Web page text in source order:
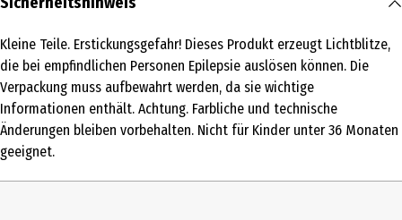
Produkttyp
Sonstige Modelle
Altersempfehlung ab
4 Jahre
Kleine Teile. Erstickungsgefahr! Dieses Produkt erzeugt Lichtblitze,
die bei empfindlichen Personen Epilepsie auslösen können. Die
Verpackung muss aufbewahrt werden, da sie wichtige
Informationen enthält. Achtung. Farbliche und technische
Änderungen bleiben vorbehalten. Nicht für Kinder unter 36 Monaten
geeignet.